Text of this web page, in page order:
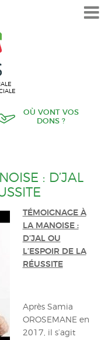
ENGAGEMENT
RH
DE L’ENFANCE
OÙ VONT VOS
DONS ?
: D’JAL
TÉMOIGNAGE À
LA MANOISE :
D’JAL OU
L’ESPOIR DE LA
RÉUSSITE
Après Samia
OROSEMANE en
2017, il s’agit